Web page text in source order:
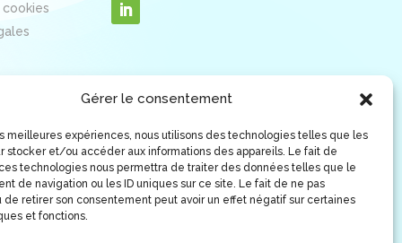
Gérer le consentement
meilleures expériences, nous utilisons des technologies telles que les
stocker et/ou accéder aux informations des appareils. Le fait de
technologies nous permettra de traiter des données telles que le
de navigation ou les ID uniques sur ce site. Le fait de ne pas
de retirer son consentement peut avoir un effet négatif sur certaines
et fonctions.